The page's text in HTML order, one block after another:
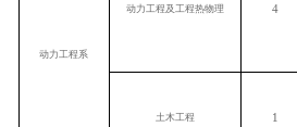
动力工程系
动力工程及工程热物理 4
土木工程 1